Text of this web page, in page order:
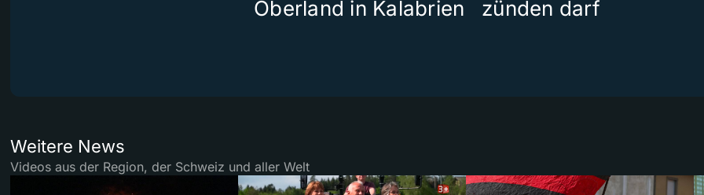
Oberland in Kalabrien
zünden darf
Weitere News
Videos aus der Region, der Schweiz und aller Welt